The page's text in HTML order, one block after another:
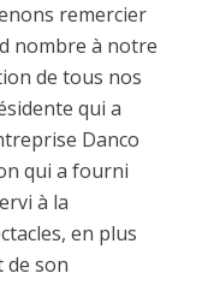
remercier
nombre à notre
de tous nos
qui a
Danco
qui a fourni
à la
en plus
de son